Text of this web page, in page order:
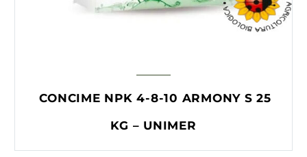
CONCIME NPK 4-8-10 ARMONY S 25
KG – UNIMER